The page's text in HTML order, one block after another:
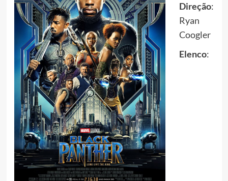
Direção:
Ryan
Coogler
Elenco: